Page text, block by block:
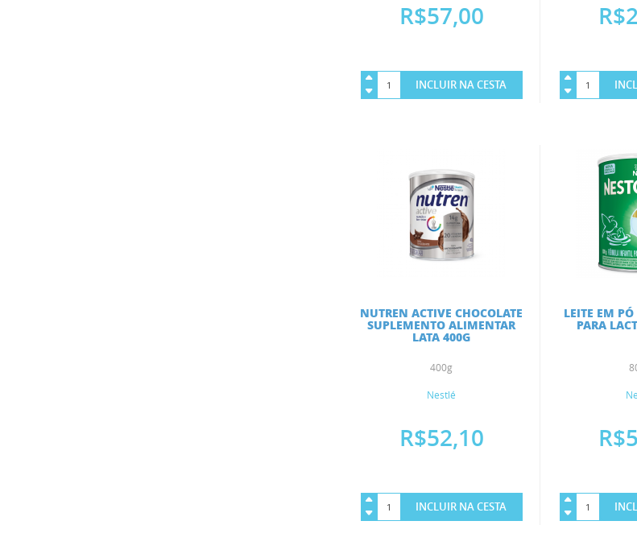
R$57,00
INCLUIR NA CESTA
NUTREN ACTIVE CHOCOLATE
SUPLEMENTO ALIMENTAR
LATA 400G
400g
Nestlé
R$52,10
INCLUIR NA CESTA
LEITE EM
PARA